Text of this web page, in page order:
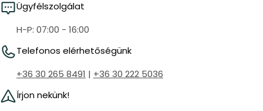
Ügyfélszolgálat
H-P: 07:00 - 16:00
Telefonos elérhetőségünk
+36 30 265 8491 | +36 30 222 5036
Írjon nekünk!